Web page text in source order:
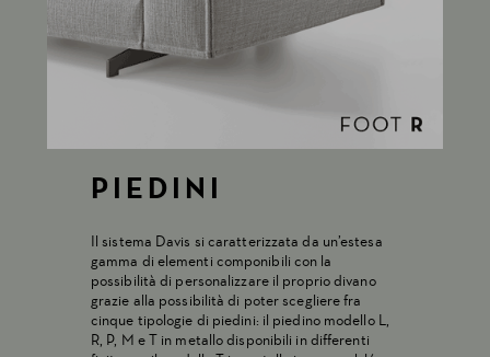
PIEDINI
Il sistema Davis si caratterizzata da un’estesa
gamma di elementi componibili con la
possibilità di personalizzare il proprio divano
grazie alla possibilità di poter scegliere fra
cinque tipologie di piedini: il piedino modello L,
R, P, M e T in metallo disponibili in differenti